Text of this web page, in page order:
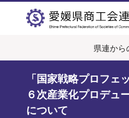
県連から
「国家戦略プロフェ
６次産業化プロデュ
について